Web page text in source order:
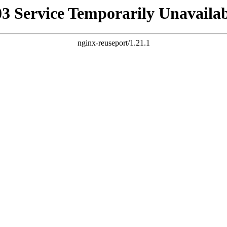
Service Temporarily
nginx-reuseport/1.21.1